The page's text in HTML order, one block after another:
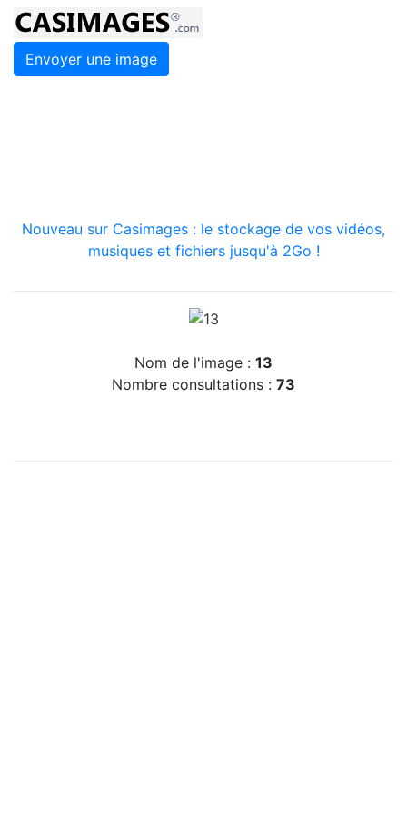
Envoyer une image
Nouveau sur Casimages : le stockage de vos vidéos,
musiques et fichiers jusqu'à 2Go !
Nom de l'image : 13
Nombre consultations : 73